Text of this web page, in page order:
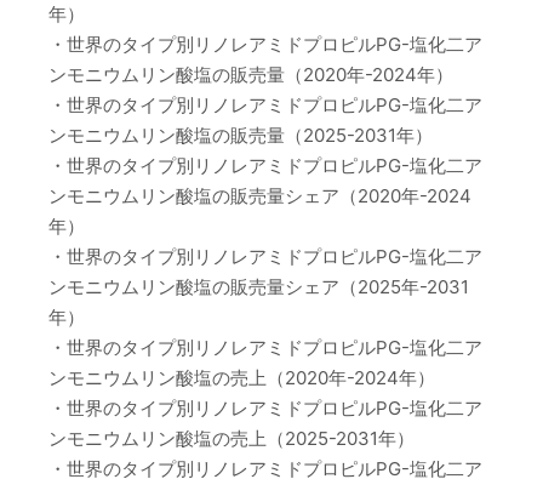
年）
・世界のタイプ別リノレアミドプロピルPG-塩化二ア
ンモニウムリン酸塩の販売量（2020年-2024年）
・世界のタイプ別リノレアミドプロピルPG-塩化二ア
ンモニウムリン酸塩の販売量（2025-2031年）
・世界のタイプ別リノレアミドプロピルPG-塩化二ア
ンモニウムリン酸塩の販売量シェア（2020年-2024
年）
・世界のタイプ別リノレアミドプロピルPG-塩化二ア
ンモニウムリン酸塩の販売量シェア（2025年-2031
年）
・世界のタイプ別リノレアミドプロピルPG-塩化二ア
ンモニウムリン酸塩の売上（2020年-2024年）
・世界のタイプ別リノレアミドプロピルPG-塩化二ア
ンモニウムリン酸塩の売上（2025-2031年）
・世界のタイプ別リノレアミドプロピルPG-塩化二ア